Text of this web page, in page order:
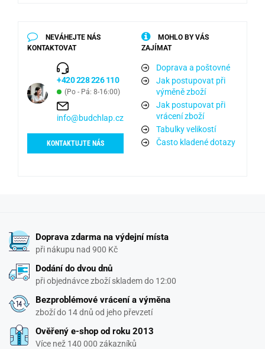
NEVÁHEJTE NÁS
KONTAKTOVAT
+420 228 226 110
(Po - Pá: 8-16:00)
info@budchlap.cz
KONTAKTUJTE NÁS
MOHLO BY VÁS
ZAJÍMAT
Doprava a poštovné
Jak postupovat při
výměně zboží
Jak postupovat při
vrácení zboží
Tabulky velikostí
Často kladené dotazy
Doprava zdarma na výdejní místa
při nákupu nad 900 Kč
Dodání do dvou dnů
při objednávce zboží skladem do 12:00
Bezproblémové vrácení a výměna
zboží do 14 dnů od jeho převzetí
Ověřený e-shop od roku 2013
Více než 140 000 zákazníků